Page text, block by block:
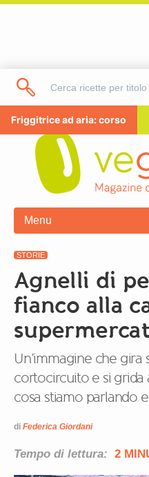
Friggitrice ad aria: corso
Menu
STORIE
Agnelli di
fianco alla
Un’immagine che gira
cortocircuito e si grida
cosa stiamo parlando
di Federica Giordani
Tempo di lettura: 2